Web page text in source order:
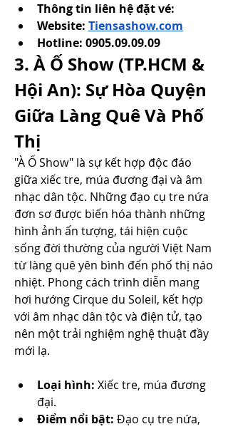
Thông tin liên hệ đặt vé:
Website: Tiensashow.com
Hotline: 0905.09.09.09
3. À Ố Show (TP.HCM &
Hội An): Sự Hòa Quyện
Giữa Làng Quê Và Phố
Thị
"À Ố Show" là sự kết hợp độc đáo
giữa xiếc tre, múa đương đại và âm
nhạc dân tộc. Những đạo cụ tre nứa
đơn sơ được biến hóa thành những
hình ảnh ấn tượng, tái hiện cuộc
sống đời thường của người Việt Nam
từ làng quê yên bình đến phố thị náo
nhiệt. Phong cách trình diễn mang
hơi hướng Cirque du Soleil, kết hợp
với âm nhạc dân tộc và điện tử, tạo
nên một trải nghiệm nghệ thuật đầy
mới lạ.
Loại hình: Xiếc tre, múa đương
đại.
Điểm nổi bật: Đạo cụ tre nứa,